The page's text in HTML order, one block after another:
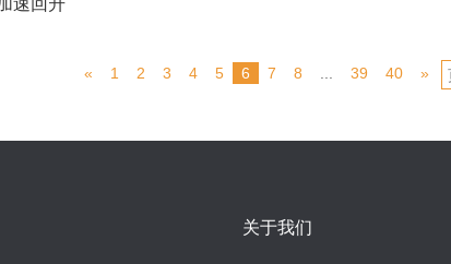
速回升
« 1 2 3 4 5 6 7 8 39 40 »
关于我们